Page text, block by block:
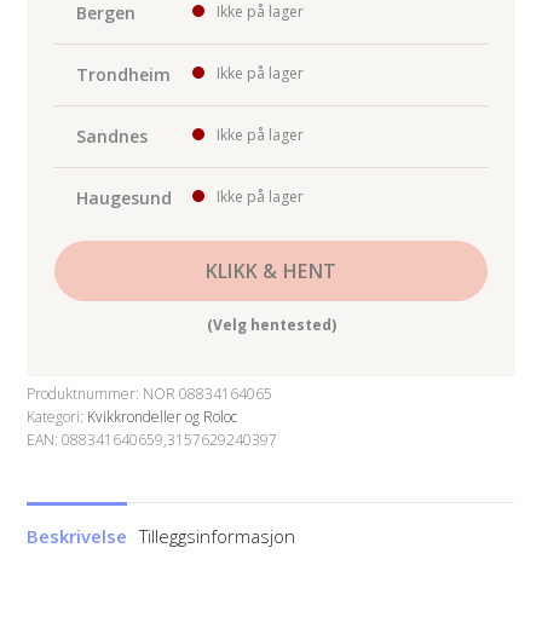
Bergen Ikke på lager
Trondheim Ikke på lager
Sandnes Ikke på lager
Haugesund Ikke på lager
KLIKK & HENT
(Velg hentested)
Produktnummer: NOR 08834164065
Kategori: Kvikkrondeller og Roloc
EAN: 088341640659,3157629240397
Beskrivelse Tilleggsinformasjon